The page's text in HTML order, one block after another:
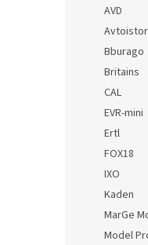
AVD
Bburago
Britains
CAL
EVR-mini
Ertl
FOX18
IXO
Kaden
MarGe
Model